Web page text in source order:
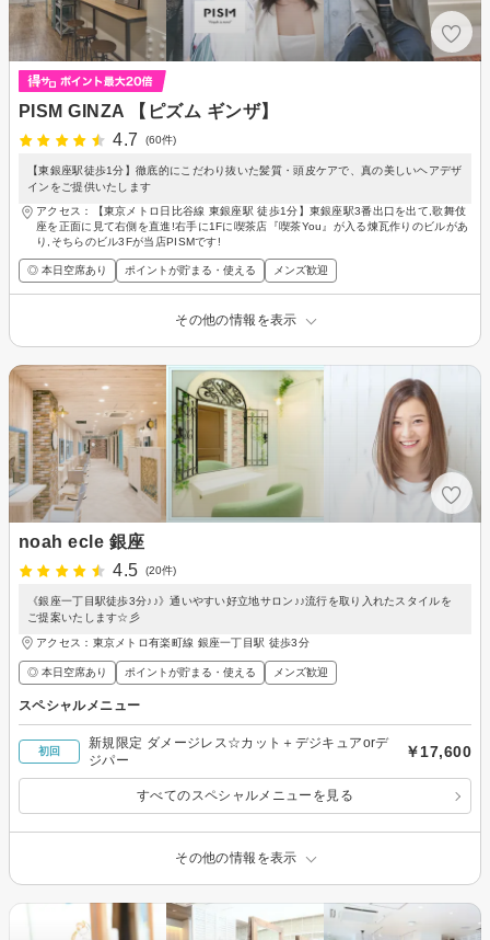
PISM GINZA 【ピズム ギンザ】
4.7
(60件)
【東銀座駅徒歩1分】徹底的にこだわり抜いた髪質・頭皮ケアで、真の美しいヘアデザ
インをご提供いたします
アクセス：【東京メトロ日比谷線 東銀座駅 徒歩1分】東銀座駅3番出口を出て,歌舞伎
座を正面に見て右側を直進!右手に1Fに喫茶店『喫茶You』が入る煉瓦作りのビルがあ
り,そちらのビル3Fが当店PISMです!
◎ 本日空席あり ポイントが貯まる・使える メンズ歓迎
その他の情報を表示
noah ecle 銀座
4.5
(20件)
《銀座一丁目駅徒歩3分♪♪》通いやすい好立地サロン♪♪流行を取り入れたスタイルを
ご提案いたします☆彡
アクセス：東京メトロ有楽町線 銀座一丁目駅 徒歩3分
◎ 本日空席あり ポイントが貯まる・使える メンズ歓迎
スペシャルメニュー
初回
新規限定 ダメージレス☆カット＋デジキュアorデ
ジパー
￥17,600
すべてのスペシャルメニューを見る
その他の情報を表示